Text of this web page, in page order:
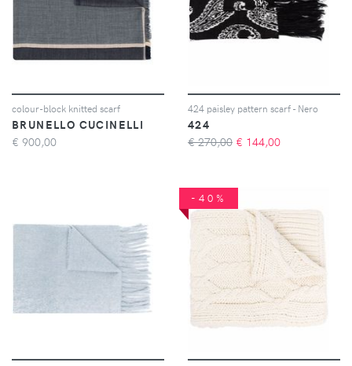
colour-block knitted scarf
BRUNELLO CUCINELLI
€ 900,00
424 paisley pattern scarf - Nero
424
€ 270,00 € 144,00
-40%